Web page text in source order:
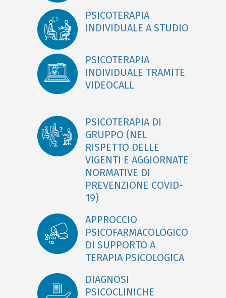
PSICOTERAPIA
INDIVIDUALE A STUDIO
PSICOTERAPIA
INDIVIDUALE TRAMITE
VIDEOCALL
PSICOTERAPIA DI
GRUPPO (NEL
RISPETTO DELLE
VIGENTI E AGGIORNATE
NORMATIVE DI
PREVENZIONE COVID-
19)
APPROCCIO
PSICOFARMACOLOGICO
DI SUPPORTO A
TERAPIA PSICOLOGICA
DIAGNOSI
PSICOCLINICHE